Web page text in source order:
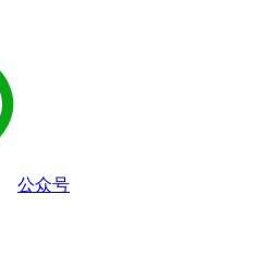
公众号